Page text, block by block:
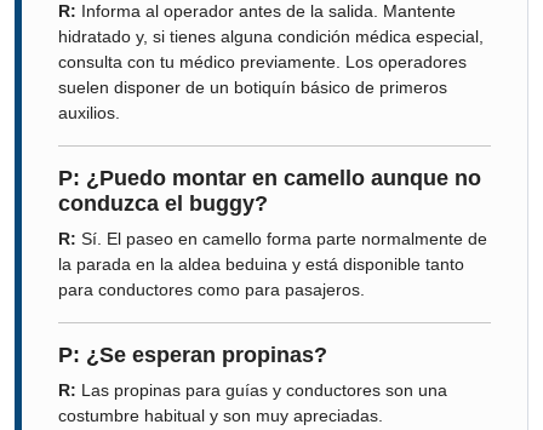
R: Informa al operador antes de la salida. Mantente
hidratado y, si tienes alguna condición médica especial,
consulta con tu médico previamente. Los operadores
suelen disponer de un botiquín básico de primeros
auxilios.
P: ¿Puedo montar en camello aunque no
conduzca el buggy?
R: Sí. El paseo en camello forma parte normalmente de
la parada en la aldea beduina y está disponible tanto
para conductores como para pasajeros.
P: ¿Se esperan propinas?
R: Las propinas para guías y conductores son una
costumbre habitual y son muy apreciadas.